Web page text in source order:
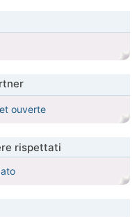
ouverte
rispettati